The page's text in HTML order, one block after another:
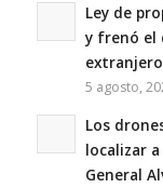
Ley de
y frenó el
5 agosto,
Los
localizar
General